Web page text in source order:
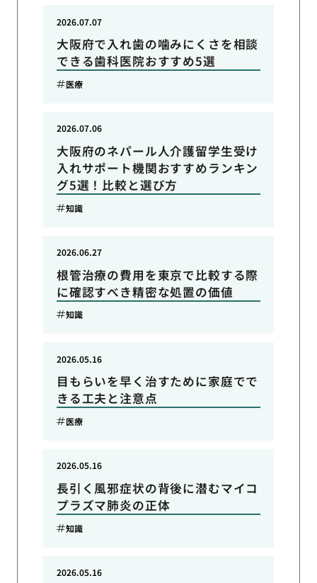
大阪府で入れ歯の噛みにくさを相談
できる歯科医院おすすめ5選
2026.07.07
医療
大阪府のネパール人介護留学生受け
入れサポート機関おすすめランキン
グ5選！比較と選び方
2026.07.06
知識
根管治療の費用を東京で比較する際
に確認すべき精密な処置の価値
2026.06.27
知識
目もらいを早く治すために家庭でで
きる工夫と注意点
2026.05.16
医療
長引く風邪症状の背後に潜むマイコ
プラズマ肺炎の正体
2026.05.16
知識
2026.05.16